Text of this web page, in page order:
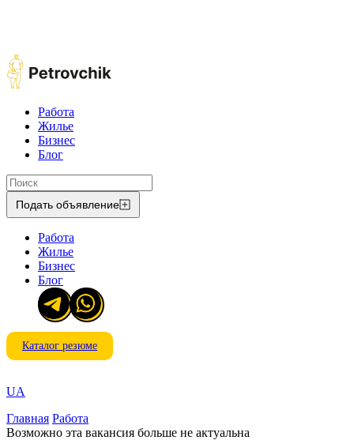
Работа
Жилье
Бизнес
Блог
Подать объявление
Работа
Жилье
Бизнес
Блог
Каталог резюме
UA
Главная Работа
Возможно эта вакансия больше не актуальна